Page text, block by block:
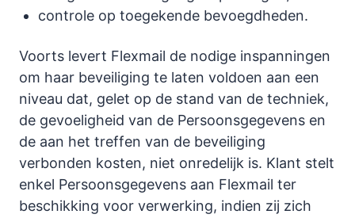
controle op toegekende bevoegdheden.
Voorts levert Flexmail de nodige inspanningen
om haar beveiliging te laten voldoen aan een
niveau dat, gelet op de stand van de techniek,
de gevoeligheid van de Persoonsgegevens en
de aan het treffen van de beveiliging
verbonden kosten, niet onredelijk is. Klant stelt
enkel Persoonsgegevens aan Flexmail ter
beschikking voor verwerking, indien zij zich